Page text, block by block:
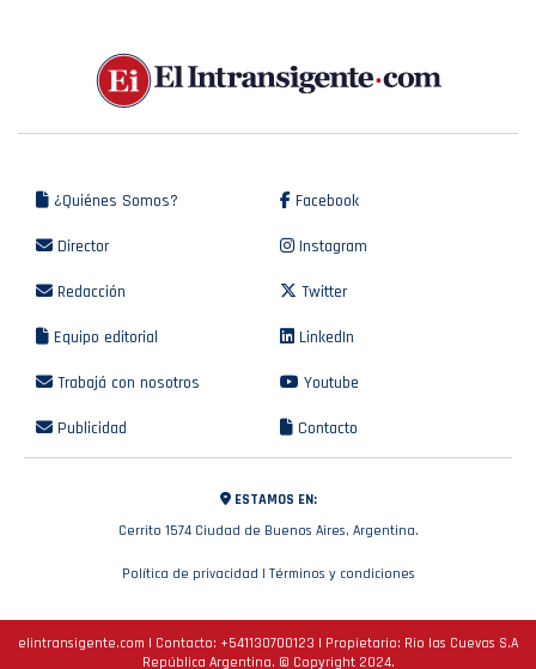
¿Se mete la Justicia?
tensión en Gran Hermano
por la dura denuncia
contra una destacada
participante: «Una
denuncia que…»
La noticia era inesperada.
Por Redacción El intransigente